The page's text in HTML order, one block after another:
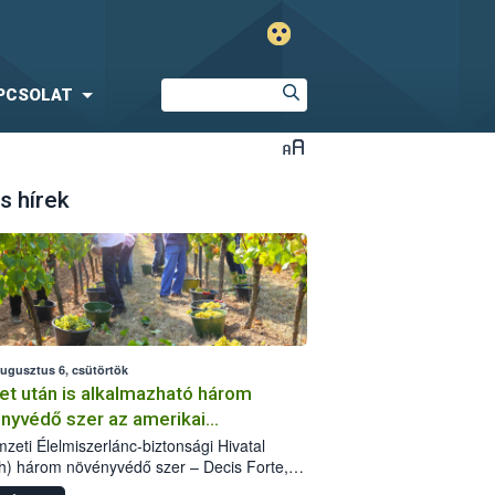
hírek
6, csütörtök
után is alkalmazható három
szer az amerikai
ellen
Élelmiszerlánc-biztonsági Hivatal
három növényvédő szer – Decis Forte,
24 EW, Oroganic – engedélyokiratát